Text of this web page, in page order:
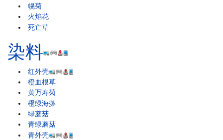
幌菊
火焰花
死亡草
染料
红外壳
橙血根草
黄万寿菊
橙绿海藻
绿蘑菇
青绿蘑菇
青外壳